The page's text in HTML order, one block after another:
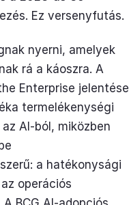
Ez versenyfutás.
nyerni, amelyek
rá a káoszra. A
Enterprise jelentése
termelékenységi
AI-ból, miközben
a hatékonysági
operációs